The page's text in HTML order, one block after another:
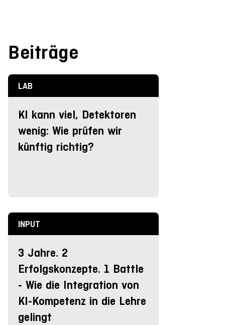
Beiträge
LAB
KI kann viel, Detektoren
wenig: Wie prüfen wir
künftig richtig?
INPUT
3 Jahre. 2
Erfolgskonzepte. 1 Battle
- Wie die Integration von
KI-Kompetenz in die Lehre
gelingt